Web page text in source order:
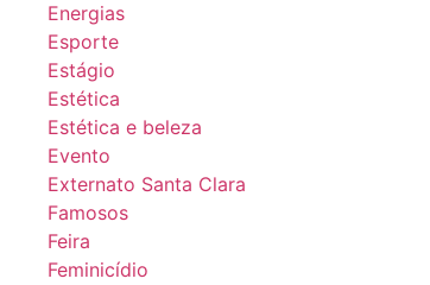
Energias
Esporte
Estágio
Estética
Estética e beleza
Evento
Externato Santa Clara
Famosos
Feira
Feminicídio